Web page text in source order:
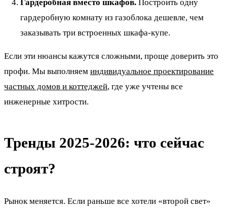
Гардеробная вместо шкафов. Построить одну
гардеробную комнату из газоблока дешевле, чем
заказывать три встроенных шкафа-купе.
Если эти нюансы кажутся сложными, проще доверить это
профи. Мы выполняем индивидуальное проектирование
частных домов и коттеджей, где уже учтены все
инженерные хитрости.
Тренды 2025-2026: что сейчас
строят?
Рынок меняется. Если раньше все хотели «второй свет»